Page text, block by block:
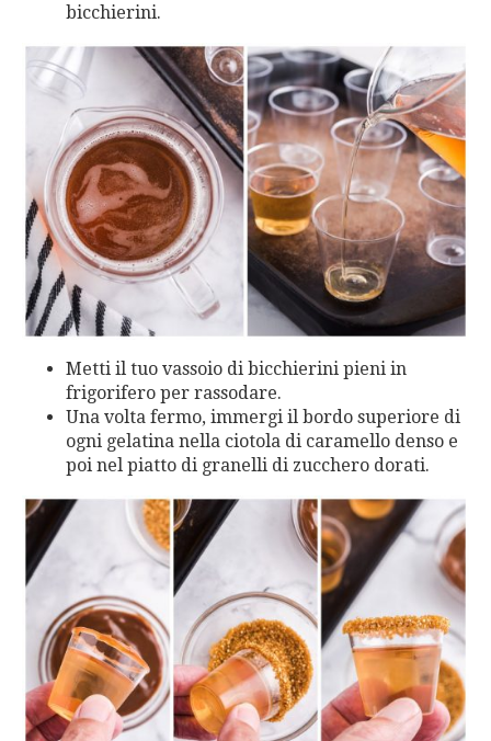
bicchierini.
Metti il tuo vassoio di bicchierini pieni in
frigorifero per rassodare.
Una volta fermo, immergi il bordo superiore di
ogni gelatina nella ciotola di caramello denso e
poi nel piatto di granelli di zucchero dorati.